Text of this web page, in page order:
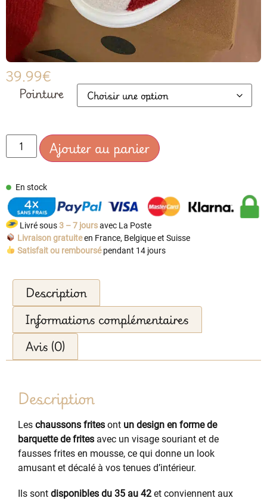
39.99€
Pointure
Ajouter au panier
En stock
Livré sous3 – 7 joursavec La Poste
Livraison gratuiteen France, Belgique et Suisse
Satisfait ou remboursépendant 14 jours
Description
Informations complémentaires
Avis (0)
Description
Les chaussons frites ont un design en forme de
barquette de frites avec un visage souriant et de
fausses frites en mousse, ce qui donne un look
amusant et décalé à vos tenues d’intérieur.
Ils sont disponibles du 35 au 42 et conviennent aux